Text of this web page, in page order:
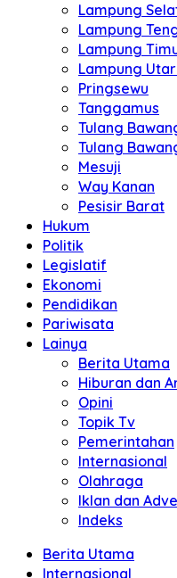
Lampung
Lampung
Lampung
Lampung
Pringsewu
Tanggamus
Tulang
Tulang
Mesuji
Way Kanan
Pesisir Barat
Hukum
Politik
Legislatif
Ekonomi
Pendidikan
Pariwisata
Lainya
Berita Utama
Hiburan dan
Opini
Topik Tv
Pemerintahan
Internasional
Olahraga
Iklan dan
Indeks
Berita Utama
Internasional